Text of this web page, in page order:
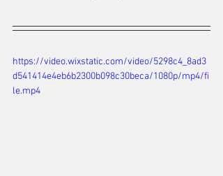
https://video.wixstatic.com/video/5298c4_8ad3
d541414e4eb6b2300b098c30beca/1080p/mp4/fi
le.mp4